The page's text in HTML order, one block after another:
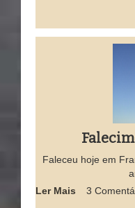
Faleceu hoje em
Ler Mais
3